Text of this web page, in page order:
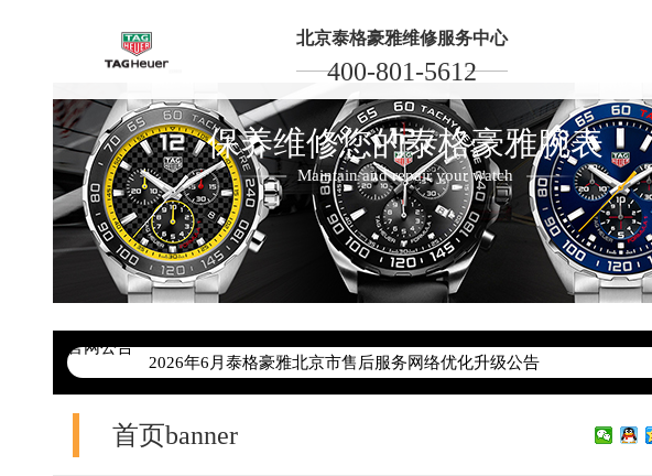
北京泰格豪雅维修服务中心
400-801-5612
保养维修您的泰格豪雅腕表
Maintain and repair your watch
官网公告
>
2026年6月泰格豪雅北京市售后服务网络优化升级公告
2026年6月北京市泰格豪雅官方售后客户服务热线：400-801-5612
2026年6月泰格豪雅售后服务中心最新网点地址：
北京市东城区东长安街1号东方广场写字楼W3座6层602室（需提前预
首页banner